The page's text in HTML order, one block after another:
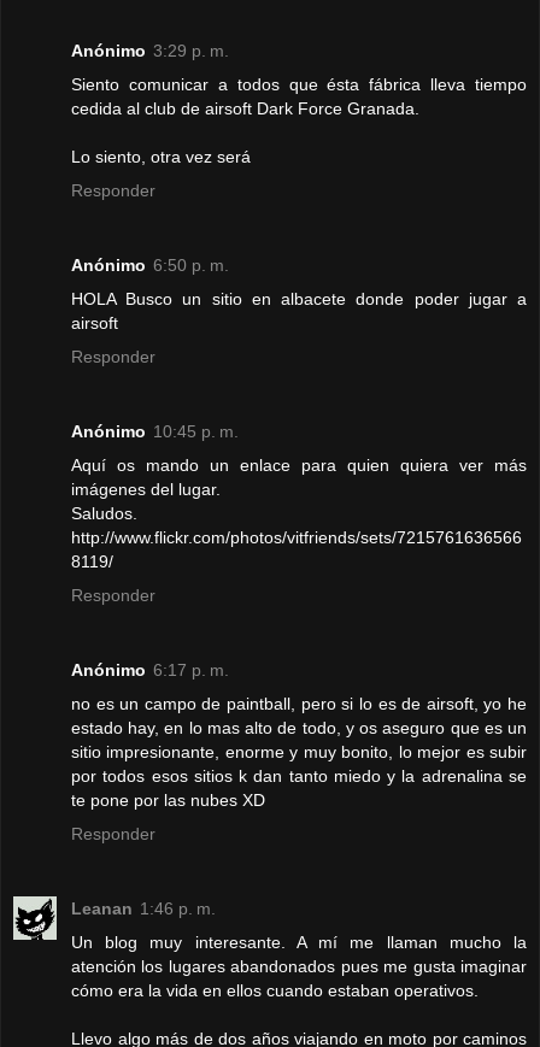
Anónimo 3:29 p. m.
Siento comunicar a todos que ésta fábrica lleva tiempo
cedida al club de airsoft Dark Force Granada.
Lo siento, otra vez será
Responder
Anónimo 6:50 p. m.
HOLA Busco un sitio en albacete donde poder jugar a
airsoft
Responder
Anónimo 10:45 p. m.
Aquí os mando un enlace para quien quiera ver más
imágenes del lugar.
Saludos.
http://www.flickr.com/photos/vitfriends/sets/7215761636566
8119/
Responder
Anónimo 6:17 p. m.
no es un campo de paintball, pero si lo es de airsoft, yo he
estado hay, en lo mas alto de todo, y os aseguro que es un
sitio impresionante, enorme y muy bonito, lo mejor es subir
por todos esos sitios k dan tanto miedo y la adrenalina se
te pone por las nubes XD
Responder
Leanan 1:46 p. m.
Un blog muy interesante. A mí me llaman mucho la
atención los lugares abandonados pues me gusta imaginar
cómo era la vida en ellos cuando estaban operativos.
Llevo algo más de dos años viajando en moto por caminos